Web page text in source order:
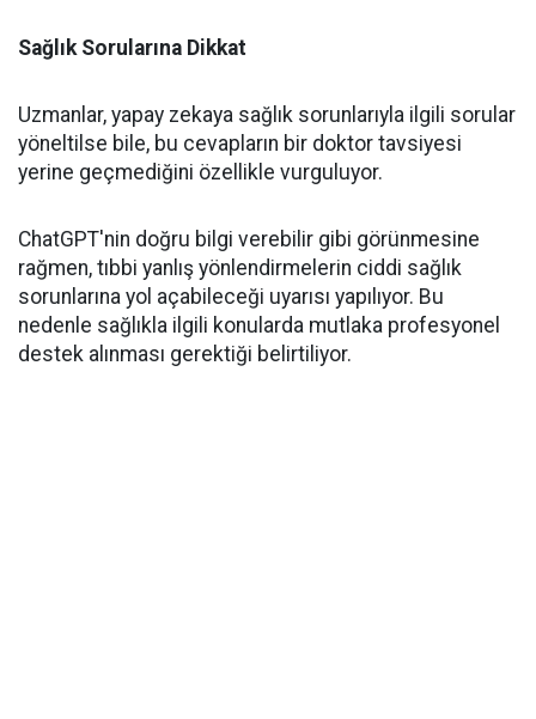
Sağlık Sorularına Dikkat
Uzmanlar, yapay zekaya sağlık sorunlarıyla ilgili sorular
yöneltilse bile, bu cevapların bir doktor tavsiyesi
yerine geçmediğini özellikle vurguluyor.
ChatGPT'nin doğru bilgi verebilir gibi görünmesine
rağmen, tıbbi yanlış yönlendirmelerin ciddi sağlık
sorunlarına yol açabileceği uyarısı yapılıyor. Bu
nedenle sağlıkla ilgili konularda mutlaka profesyonel
destek alınması gerektiği belirtiliyor.